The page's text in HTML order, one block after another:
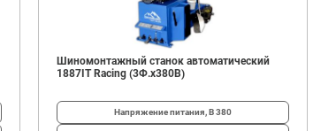
Шиномонтажный станок автоматический
1887IT Racing (3Ф.х380В)
Напряжение питания, В380